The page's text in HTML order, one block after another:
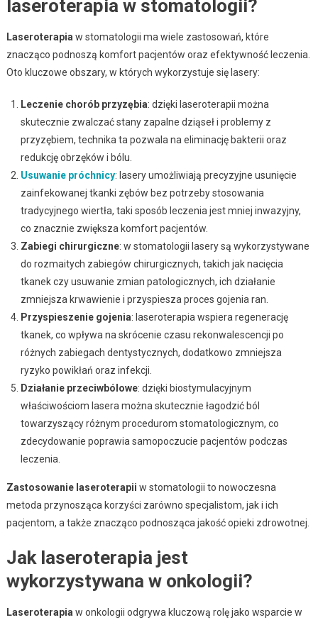
laseroterapia w stomatologii?
Laseroterapia w stomatologii ma wiele zastosowań, które
znacząco podnoszą komfort pacjentów oraz efektywność leczenia.
Oto kluczowe obszary, w których wykorzystuje się lasery:
Leczenie chorób przyzębia: dzięki laseroterapii można
skutecznie zwalczać stany zapalne dziąseł i problemy z
przyzębiem, technika ta pozwala na eliminację bakterii oraz
redukcję obrzęków i bólu.
Usuwanie próchnicy: lasery umożliwiają precyzyjne usunięcie
zainfekowanej tkanki zębów bez potrzeby stosowania
tradycyjnego wiertła, taki sposób leczenia jest mniej inwazyjny,
co znacznie zwiększa komfort pacjentów.
Zabiegi chirurgiczne: w stomatologii lasery są wykorzystywane
do rozmaitych zabiegów chirurgicznych, takich jak nacięcia
tkanek czy usuwanie zmian patologicznych, ich działanie
zmniejsza krwawienie i przyspiesza proces gojenia ran.
Przyspieszenie gojenia: laseroterapia wspiera regenerację
tkanek, co wpływa na skrócenie czasu rekonwalescencji po
różnych zabiegach dentystycznych, dodatkowo zmniejsza
ryzyko powikłań oraz infekcji.
Działanie przeciwbólowe: dzięki biostymulacyjnym
właściwościom lasera można skutecznie łagodzić ból
towarzyszący różnym procedurom stomatologicznym, co
zdecydowanie poprawia samopoczucie pacjentów podczas
leczenia.
Zastosowanie laseroterapii w stomatologii to nowoczesna
metoda przynosząca korzyści zarówno specjalistom, jak i ich
pacjentom, a także znacząco podnosząca jakość opieki zdrowotnej.
Jak laseroterapia jest
wykorzystywana w onkologii?
Laseroterapia w onkologii odgrywa kluczową rolę jako wsparcie w